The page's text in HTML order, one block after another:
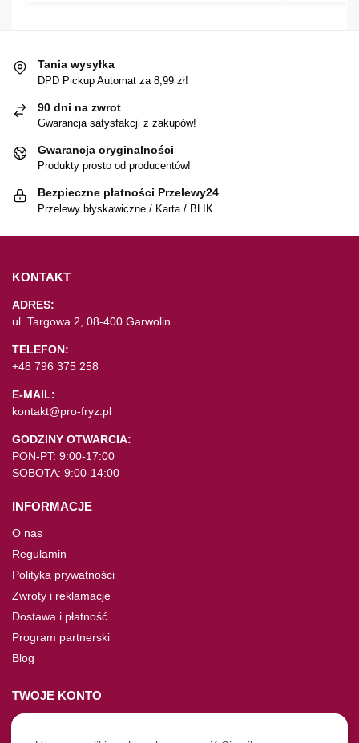
Tania wysyłka
DPD Pickup Automat za 8,99 zł!
90 dni na zwrot
Gwarancja satysfakcji z zakupów!
Gwarancja oryginalności
Produkty prosto od producentów!
Bezpieczne płatności Przelewy24
Przelewy błyskawiczne / Karta / BLIK
KONTAKT
ADRES:
ul. Targowa 2, 08-400 Garwolin
TELEFON:
+48 796 375 258
E-MAIL:
kontakt@pro-fryz.pl
GODZINY OTWARCIA:
PON-PT: 9:00-17:00
SOBOTA: 9:00-14:00
INFORMACJE
O nas
Regulamin
Polityka prywatności
Zwroty i reklamacje
Dostawa i płatność
Program partnerski
Blog
TWOJE KONTO
Moje konto